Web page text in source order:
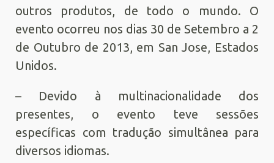
outros produtos, de todo o mundo. O
evento ocorreu nos dias 30 de Setembro a 2
de Outubro de 2013, em San Jose, Estados
Unidos.
– Devido à multinacionalidade dos
presentes, o evento teve sessões
específicas com tradução simultânea para
diversos idiomas.